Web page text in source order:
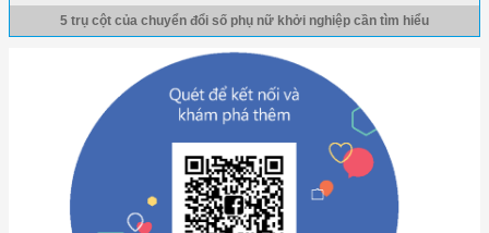
5 trụ cột của chuyển đổi số phụ nữ khởi nghiệp cần tìm hiểu